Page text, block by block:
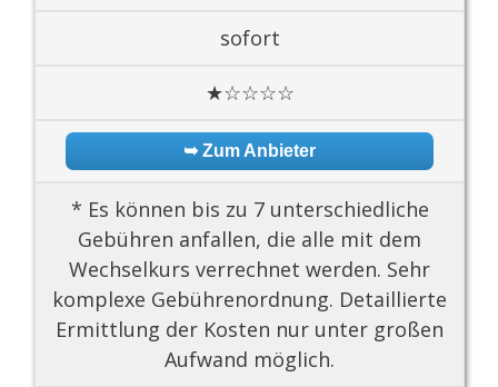
sofort
★☆☆☆☆
➥ Zum Anbieter
* Es können bis zu 7 unterschiedliche
Gebühren anfallen, die alle mit dem
Wechselkurs verrechnet werden. Sehr
komplexe Gebührenordnung. Detaillierte
Ermittlung der Kosten nur unter großen
Aufwand möglich.